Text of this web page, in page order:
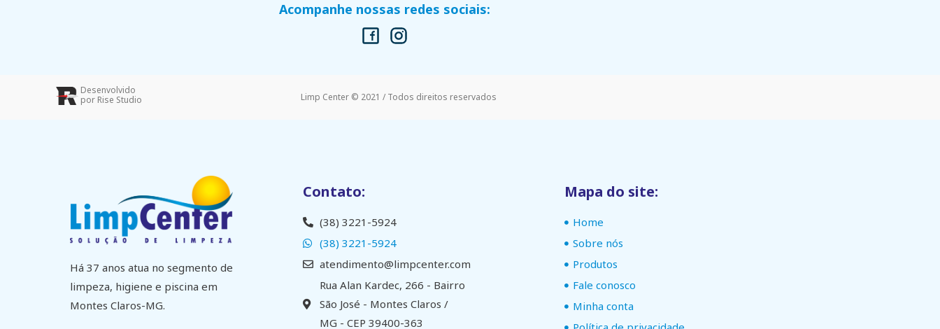
Acompanhe nossas redes sociais:
Desenvolvido
por Rise Studio
Limp Center © 2021 / Todos direitos reservados
Há 37 anos atua no segmento de
limpeza, higiene e piscina em
Montes Claros-MG.
Contato:
(38) 3221-5924
(38) 3221-5924
atendimento@limpcenter.com
Rua Alan Kardec, 266 - Bairro
São José - Montes Claros /
MG - CEP 39400-363
Mapa do site:
Home
Sobre nós
Produtos
Fale conosco
Minha conta